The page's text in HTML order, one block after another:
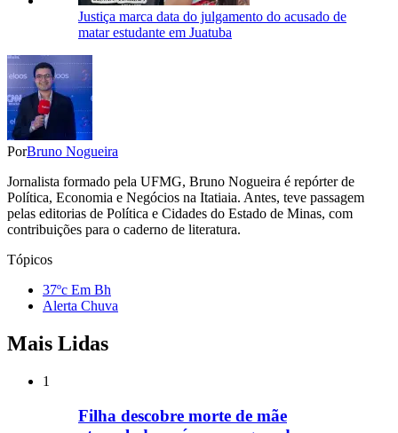
Justiça marca data do julgamento do acusado de
matar estudante em Juatuba
PorBruno Nogueira
Jornalista formado pela UFMG, Bruno Nogueira é repórter de
Política, Economia e Negócios na Itatiaia. Antes, teve passagem
pelas editorias de Política e Cidades do Estado de Minas, com
contribuições para o caderno de literatura.
Tópicos
37ºc Em Bh
Alerta Chuva
Mais Lidas
1
Filha descobre morte de mãe